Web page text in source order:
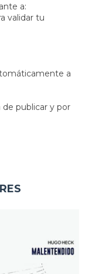
a:
validar tu
a
de publicar y por